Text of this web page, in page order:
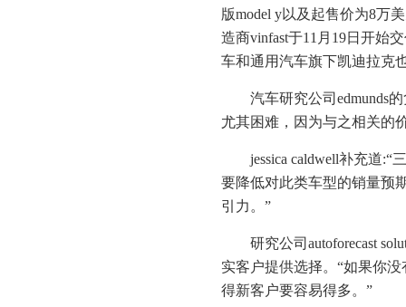
版model y以及起售价为8万
造商vinfast于11月19日开始
车和通用汽车旗下凯迪拉克
汽车研究公司edmunds
尤其困难，因为与之相关的
jessica caldwell补充道
要降低对此类车型的销量预
引力。”
研究公司autoforecast
实客户提供选择。“如果你
得新客户要容易得多。”